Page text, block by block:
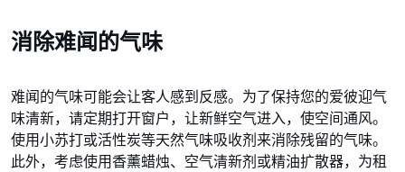
消除难闻的气味
难闻的气味可能会让客人感到反感。为了保持您的爱彼迎气
味清新，请定期打开窗户，让新鲜空气进入，使空间通风。
使用小苏打或活性炭等天然气味吸收剂来消除残留的气味。
此外，考虑使用香薰蜡烛、空气清新剂或精油扩散器，为租